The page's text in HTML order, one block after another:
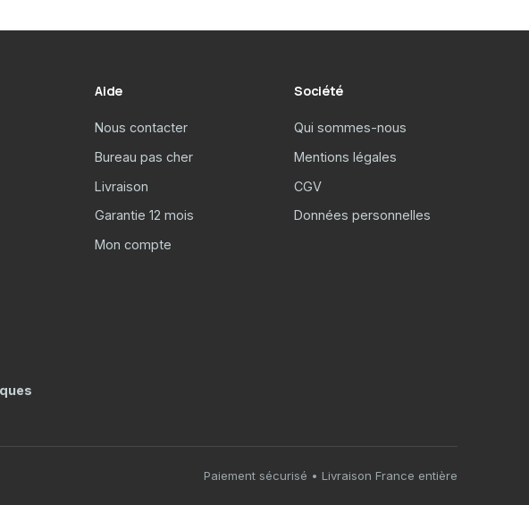
Aide
Nous contacter
Bureau pas cher
Livraison
Garantie 12 mois
Mon compte
Société
Qui sommes-nous
Mentions légales
CGV
Données personnelles
Paiement sécurisé • Livraison France entière